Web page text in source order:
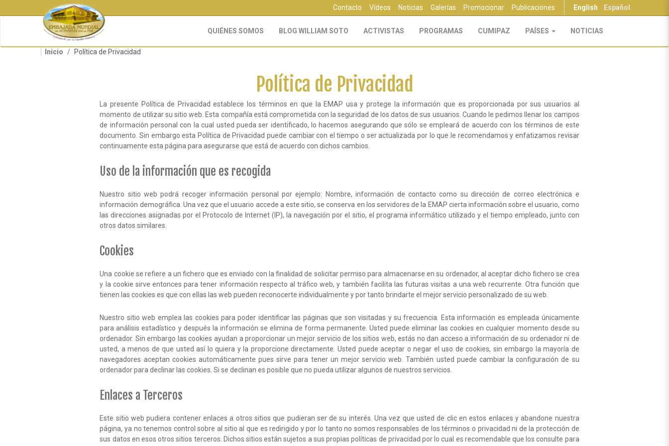
English Español
Contacto Vídeos Noticias Galerías Promocionar Publicaciones
QUIÉNES SOMOS BLOG WILLIAM SOTO ACTIVISTAS PROGRAMAS CUMIPAZ PAÍSES NOTICIAS
Inicio Política de Privacidad
Política de Privacidad
La presente Política de Privacidad establece los términos en que la EMAP usa y protege la información que es proporcionada por sus usuarios al
momento de utilizar su sitio web. Esta compañía está comprometida con la seguridad de los datos de sus usuarios. Cuando le pedimos llenar los campos
de información personal con la cual usted pueda ser identificado, lo hacemos asegurando que sólo se empleará de acuerdo con los términos de este
documento. Sin embargo esta Política de Privacidad puede cambiar con el tiempo o ser actualizada por lo que le recomendamos y enfatizamos revisar
continuamente esta página para asegurarse que está de acuerdo con dichos cambios.
Uso de la información que es recogida
Nuestro sitio web podrá recoger información personal por ejemplo: Nombre, información de contacto como su dirección de correo electrónica e
información demográfica. Una vez que el usuario accede a este sitio, se conserva en los servidores de la EMAP cierta información sobre el usuario, como
las direcciones asignadas por el Protocolo de Internet (IP), la navegación por el sitio, el programa informático utilizado y el tiempo empleado, junto con
otros datos similares.
Cookies
Una cookie se refiere a un fichero que es enviado con la finalidad de solicitar permiso para almacenarse en su ordenador, al aceptar dicho fichero se crea
y la cookie sirve entonces para tener información respecto al tráfico web, y también facilita las futuras visitas a una web recurrente. Otra función que
tienen las cookies es que con ellas las web pueden reconocerte individualmente y por tanto brindarte el mejor servicio personalizado de su web.
Nuestro sitio web emplea las cookies para poder identificar las páginas que son visitadas y su frecuencia. Esta información es empleada únicamente
para análisis estadístico y después la información se elimina de forma permanente. Usted puede eliminar las cookies en cualquier momento desde su
ordenador. Sin embargo las cookies ayudan a proporcionar un mejor servicio de los sitios web, estás no dan acceso a información de su ordenador ni de
usted, a menos de que usted así lo quiera y la proporcione directamente. Usted puede aceptar o negar el uso de cookies, sin embargo la mayoría de
navegadores aceptan cookies automáticamente pues sirve para tener un mejor servicio web. También usted puede cambiar la configuración de su
ordenador para declinar las cookies. Si se declinan es posible que no pueda utilizar algunos de nuestros servicios.
Enlaces a Terceros
Este sitio web pudiera contener enlaces a otros sitios que pudieran ser de su interés. Una vez que usted de clic en estos enlaces y abandone nuestra
página, ya no tenemos control sobre al sitio al que es redirigido y por lo tanto no somos responsables de los términos o privacidad ni de la protección de
sus datos en esos otros sitios terceros. Dichos sitios están sujetos a sus propias políticas de privacidad por lo cual es recomendable que los consulte para